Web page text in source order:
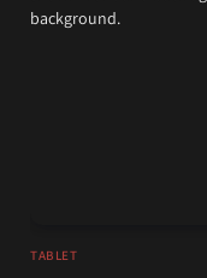
TABLET